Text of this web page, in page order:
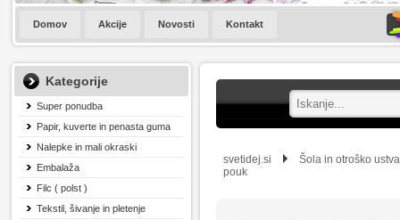
Domov Akcije Novosti Kontakt
Kategorije
Super ponudba
Papir, kuverte in penasta guma
Nalepke in mali okraski
Embalaža
Filc ( polst )
Tekstil, šivanje in pletenje
svetidej.si
Šola in otroško
pouk